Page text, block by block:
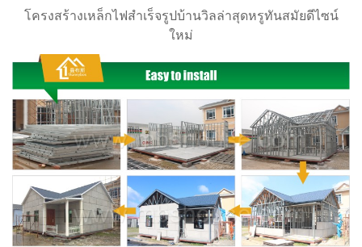
โครงสร้างเหล็กไฟสำเร็จรูปบ้านวิลล่าสุดหรูทันสมัยดีไซน์
ใหม่